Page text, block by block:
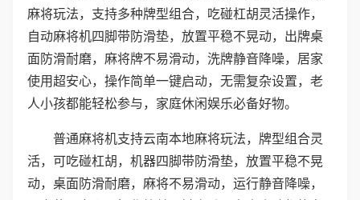
麻将玩法，支持多种牌型组合，吃碰杠胡灵活操作，
自动麻将机四脚带防滑垫，放置平稳不晃动，出牌桌
面防滑耐磨，麻将牌不易滑动，洗牌静音降噪，居家
使用超安心，操作简单一键启动，无需复杂设置，老
人小孩都能轻松参与，家庭休闲娱乐必备好物。
普通麻将机支持云南本地麻将玩法，牌型组合灵
活，可吃碰杠胡，机器四脚带防滑垫，放置平稳不晃
动，桌面防滑耐磨，麻将不易滑动，运行静音降噪，